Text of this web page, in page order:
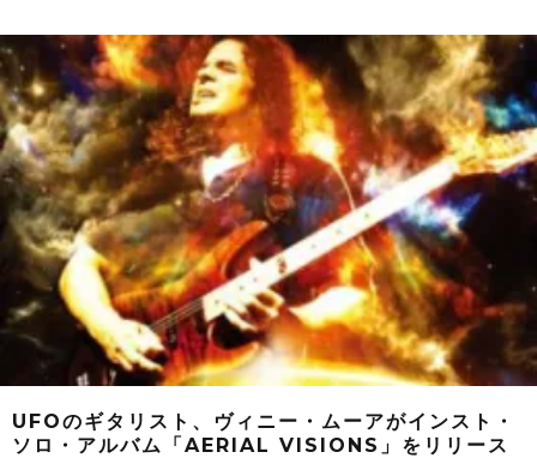
UFOのギタリスト、ヴィニー・ムーアがインスト・
ソロ・アルバム「AERIAL VISIONS」をリリース